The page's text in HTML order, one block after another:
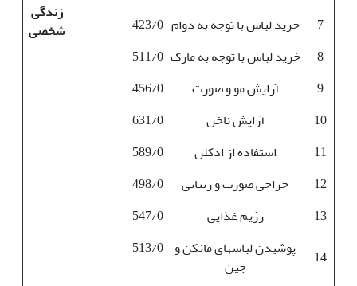
زندگی
شخصی
7
خرید لباس با توجه به دوام 423/0
8
خرید لباس با توجه به مارک 511/0
9
آرایش مو و صورت
456/0
10
آرایش ناخن
631/0
11
استفاده از ادکلن
589/0
12
جراحی صورت و زیبایی
498/0
13
رژیم غذایی
547/0
14
پوشیدن لباس­های مانکن و
جین
513/0